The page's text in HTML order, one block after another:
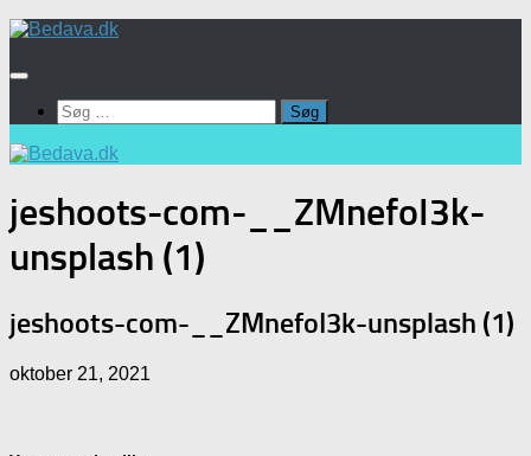
Skip
content
Søg
efter:
jeshoots-com-__ZMnefoI3k-
unsplash (1)
jeshoots-com-__ZMnefoI3k-unsplash (1)
oktober 21, 2021